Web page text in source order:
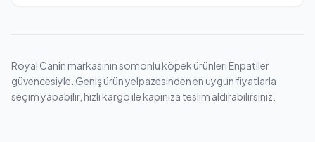
Royal Canin markasının somonlu köpek ürünleri Enpatiler
güvencesiyle. Geniş ürün yelpazesinden en uygun fiyatlarla
seçim yapabilir, hızlı kargo ile kapınıza teslim aldırabilirsiniz.